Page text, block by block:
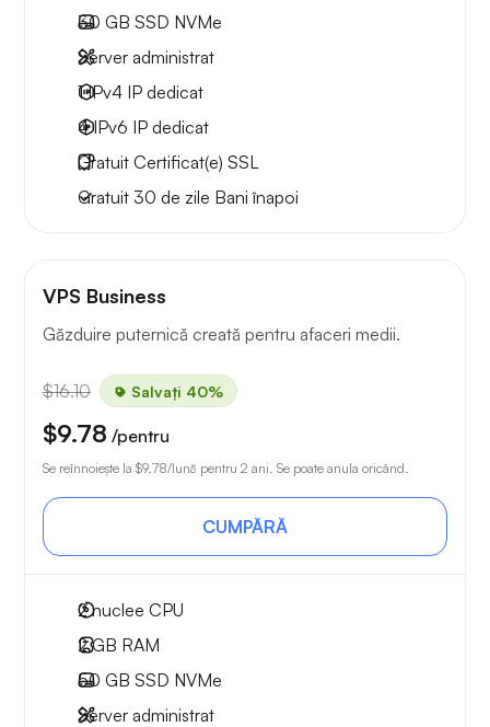
30 GB SSD NVMe
Server administrat
1 IPv4 IP dedicat
4 IPv6 IP dedicat
Gratuit Certificat(e) SSL
Gratuit 30 de zile Bani înapoi
VPS Business
Găzduire puternică creată pentru afaceri medii.
$16.10 Salvați 40%
$9.78 /pentru
Se reînnoiește la $9.78/lună pentru 2 ani. Se poate anula oricând.
CUMPĂRĂ
2nuclee CPU
2 GB RAM
50 GB SSD NVMe
Server administrat